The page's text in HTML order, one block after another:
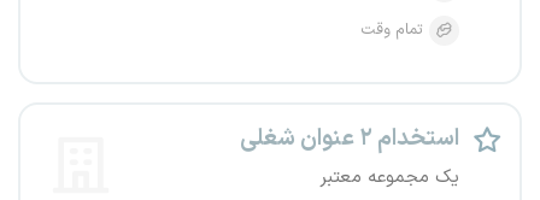
تمام وقت
استخدام ۲ عنوان شغلی
یک مجموعه معتبر